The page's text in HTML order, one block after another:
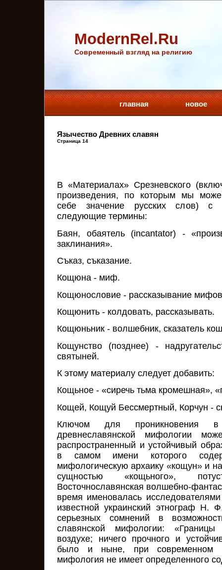
ModernRel.Ru
Cовременный взгляд на религию
главная новое
Язычество Древних славян
Страница 14
В «Материалах» Срезневского
произведения, по которым мы
себе значение русских слов) с
следующие термины:
Баян, обаятель (incantator) -
заклинания».
Съказ, съказание.
Кощюна - миф.
Кощюнословие - рассказывание
Кощюнить - колдовать, рассказывать.
Кощюньник - волшебник, сказатель
Кощунство (позднее) -
святыней.
К этому материалу следует добавить:
Кощьное - «сиречь тьма кромешная»,
Кощей, Кощуй Бессмертный, Корчун -
Ключом для проникновения
древнеславянской мифологии
распространенный и устойчивый
в самом имени которого
мифологическую архаику «кощун» и
сущностью «кощьного»,
Восточнославянская волшебно-
время именовалась
известной украинский этнограф Н.
серьезных сомнений в
славянской мифологии:
воздухе; ничего прочного и
было и ныне, при современном
мифология не имеет определенного